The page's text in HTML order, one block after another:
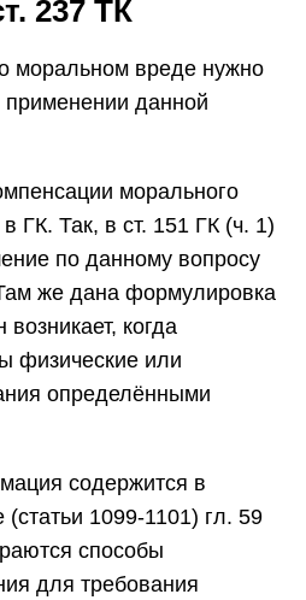
237 ТК
моральном вреде нужно
применении данной
морального
ГК. Так, в ст. 151 ГК (ч. 1)
по данному вопросу
же дана формулировка
когда
физические или
определёнными
содержится в
1099-1101) гл. 59
способы
для требования